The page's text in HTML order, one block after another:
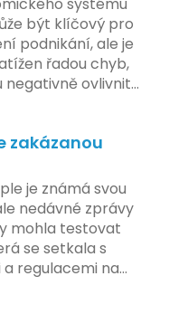
být klíčový pro
podnikání, ale je
řadou chyb,
negativně ovlivnit
měli vyvarovat.
zakázanou
je známá svou
nedávné zprávy
mohla testovat
se setkala s
regulacemi na